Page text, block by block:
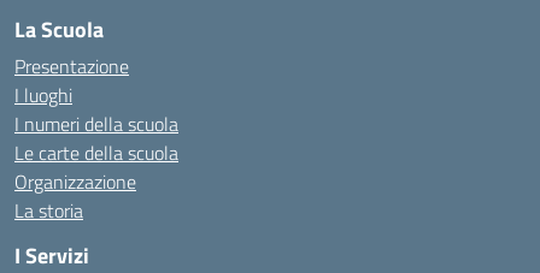
La Scuola
Presentazione
I luoghi
I numeri della scuola
Le carte della scuola
Organizzazione
La storia
I Servizi